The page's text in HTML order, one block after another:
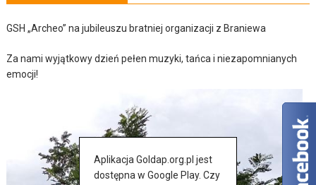
GSH „Archeo” na jubileuszu bratniej organizacji z Braniewa
Za nami wyjątkowy dzień pełen muzyki, tańca i niezapomnianych
emocji!
Aplikacja Goldap.org.pl jest
dostępna w Google Play. Czy